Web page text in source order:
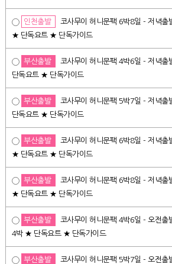
인천출발
코사무이 허니문팩 6박8일 - 저녁
★ 단독요트 ★ 단독가이드
부산출발
코사무이 허니문팩 4박6일 - 저녁
단독요트 ★ 단독가이드
부산출발
코사무이 허니문팩 5박7일 - 저녁
단독요트 ★ 단독가이드
부산출발
코사무이 허니문팩 6박8일 - 저녁
★ 단독요트 ★ 단독가이드
부산출발
코사무이 허니문팩 6박8일 - 저녁
★ 단독요트 ★ 단독가이드
부산출발
코사무이 허니문팩 4박6일 - 오전출
4박 ★ 단독요트 ★ 단독가이드
부산출발
코사무이 허니문팩 5박7일 - 오전출